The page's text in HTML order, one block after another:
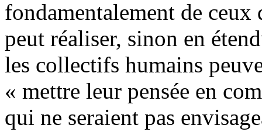
fondamentalement de
peut réaliser, sinon en
les collectifs humains
« mettre leur pensée en
qui ne seraient pas